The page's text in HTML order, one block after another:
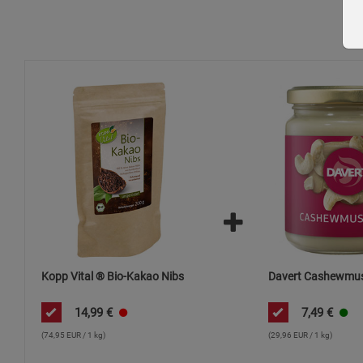
Kopp Vital ® Bio-Kakao Nibs
14,99 €
(74,95 EUR / 1 kg)
Davert
7,49 €
(29,96 EUR / 1 kg)